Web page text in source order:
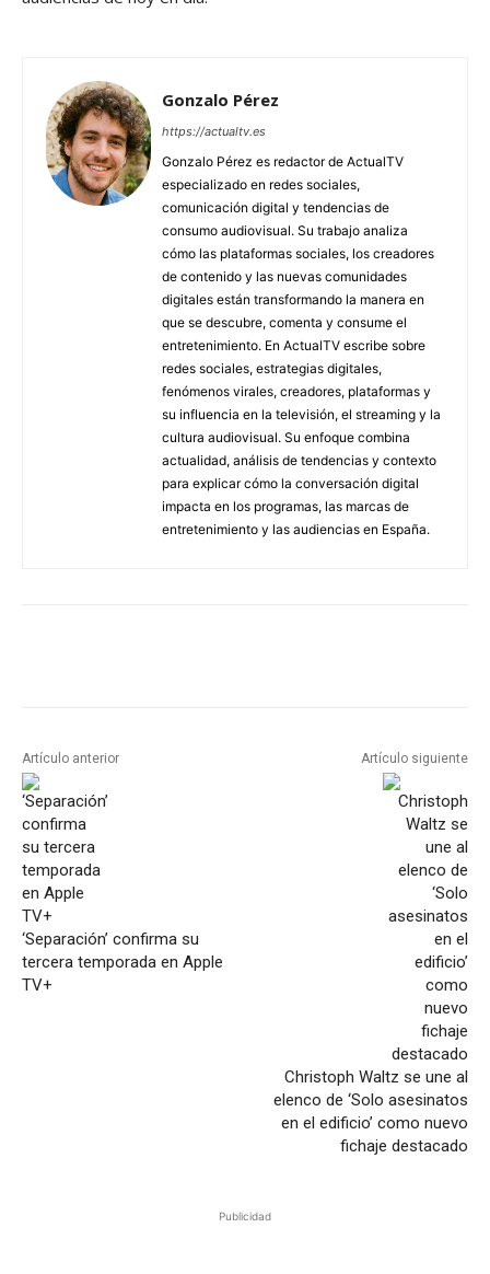
Gonzalo Pérez
https://actualtv.es
Gonzalo Pérez es redactor de ActualTV
especializado en redes sociales,
comunicación digital y tendencias de
consumo audiovisual. Su trabajo analiza
cómo las plataformas sociales, los creadores
de contenido y las nuevas comunidades
digitales están transformando la manera en
que se descubre, comenta y consume el
entretenimiento. En ActualTV escribe sobre
redes sociales, estrategias digitales,
fenómenos virales, creadores, plataformas y
su influencia en la televisión, el streaming y la
cultura audiovisual. Su enfoque combina
actualidad, análisis de tendencias y contexto
para explicar cómo la conversación digital
impacta en los programas, las marcas de
entretenimiento y las audiencias en España.
Artículo anterior
‘Separación’ confirma su
tercera temporada en Apple
TV+
Artículo siguiente
Christoph Waltz se une al
elenco de ‘Solo asesinatos
en el edificio’ como nuevo
fichaje destacado
Publicidad